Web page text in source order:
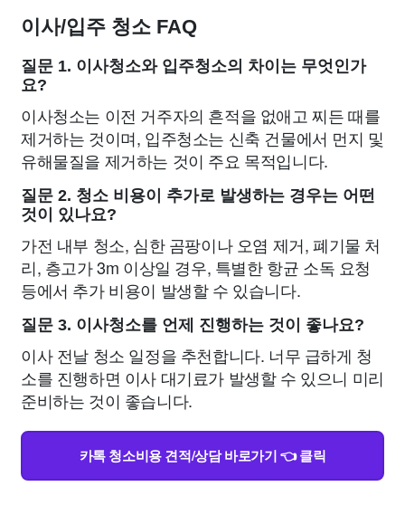
이사/입주 청소 FAQ
질문 1. 이사청소와 입주청소의 차이는 무엇인가
요?
이사청소는 이전 거주자의 흔적을 없애고 찌든 때를
제거하는 것이며, 입주청소는 신축 건물에서 먼지 및
유해물질을 제거하는 것이 주요 목적입니다.
질문 2. 청소 비용이 추가로 발생하는 경우는 어떤
것이 있나요?
가전 내부 청소, 심한 곰팡이나 오염 제거, 폐기물 처
리, 층고가 3m 이상일 경우, 특별한 항균 소독 요청
등에서 추가 비용이 발생할 수 있습니다.
질문 3. 이사청소를 언제 진행하는 것이 좋나요?
이사 전날 청소 일정을 추천합니다. 너무 급하게 청
소를 진행하면 이사 대기료가 발생할 수 있으니 미리
준비하는 것이 좋습니다.
카톡 청소비용 견적/상담 바로가기 👈 클릭